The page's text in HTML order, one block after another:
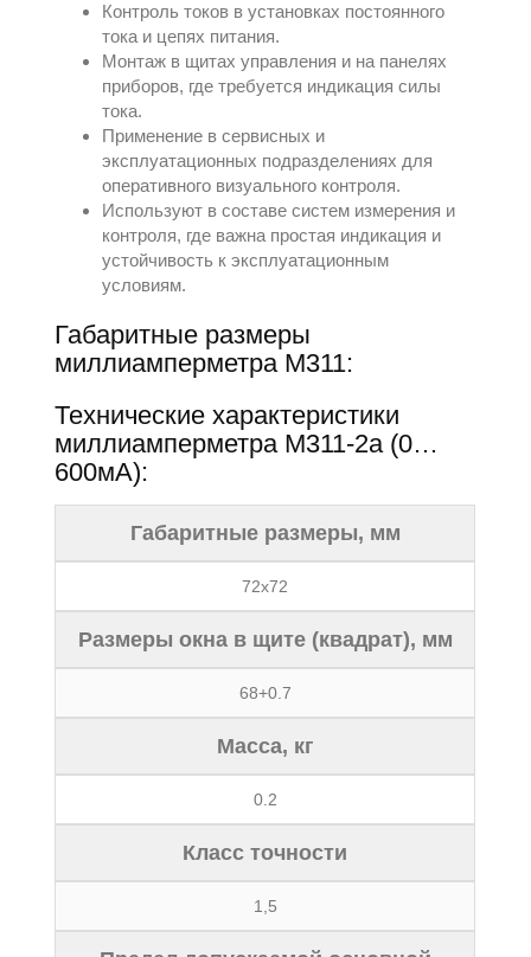
Контроль токов в установках постоянного
тока и цепях питания.
Монтаж в щитах управления и на панелях
приборов, где требуется индикация силы
тока.
Применение в сервисных и
эксплуатационных подразделениях для
оперативного визуального контроля.
Используют в составе систем измерения и
контроля, где важна простая индикация и
устойчивость к эксплуатационным
условиям.
Габаритные размеры
миллиамперметра М311:
Технические характеристики
миллиамперметра М311-2а (0…
600мА):
Габаритные размеры, мм
72х72
Размеры окна в щите (квадрат), мм
68+0.7
Масса, кг
0.2
Класс точности
1,5